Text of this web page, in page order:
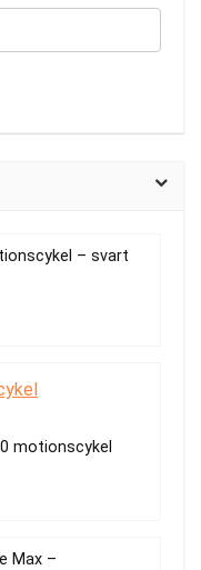
– svart
motionscykel
Max –